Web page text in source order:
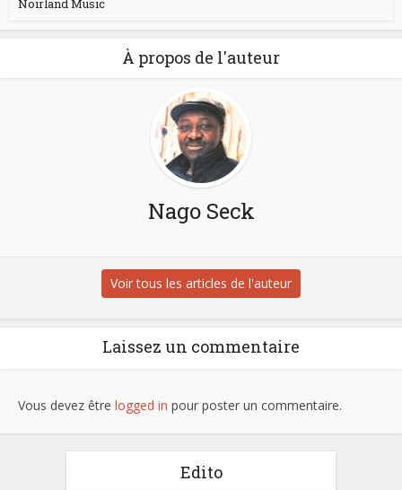
Noirland Music
À propos de l'auteur
Nago Seck
Voir tous les articles de l'auteur
Laissez un commentaire
Vous devez être logged in pour poster un commentaire.
Edito